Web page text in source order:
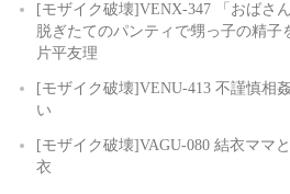
[モザイク破壊]VENX-347 「おばさ
脱ぎたてのパンティで甥っ子の精子
片平友理
[モザイク破壊]VENU-413 不謹慎
い
[モザイク破壊]VAGU-080 結衣ママ
衣